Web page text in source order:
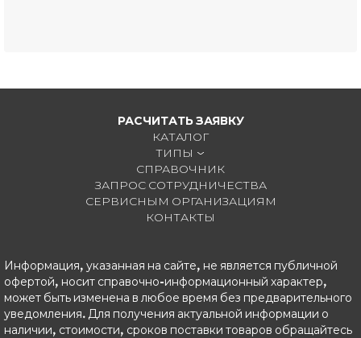
РАСЧИТАТЬ ЗАЯВКУ
КАТАЛОГ
ТИПЫ
СПРАВОЧНИК
ЗАПРОС СОТРУДНИЧЕСТВА
СЕРВИСНЫМ ОРГАНИЗАЦИЯМ
КОНТАКТЫ
Информация, указанная на сайте, не является публичной
офертой, носит справочно-информационный характер,
может быть изменена в любое время без предварительного
уведомления. Для получения актуальной информации о
наличии, стоимости, сроков поставки товаров обращайтесь